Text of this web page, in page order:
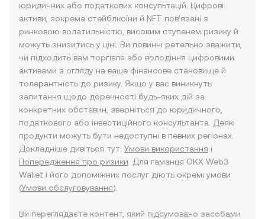
юридичних або податкових консультацій. Цифрові
активи, зокрема стейблкоїни й NFT пов’язані з
ринковою волатильністю, високим ступенем ризику й
можуть знизитись у ціні. Ви повинні ретельно зважити,
чи підходить вам торгівля або володіння цифровими
активами з огляду на ваше фінансове становище й
толерантність до ризику. Якщо у вас виникнуть
запитання щодо доречності будь-яких дій за
конкретних обставин, зверніться до юридичного,
податкового або інвестиційного консультанта. Деякі
продукти можуть бути недоступні в певних регіонах.
Докладніше дивіться тут: Умови використання і
Попередження про ризики . Для гаманця OKX Web3
Wallet і його допоміжних послуг діють окремі умови
(Умови обслуговування).
Ви переглядаєте контент, який підсумовано засобами